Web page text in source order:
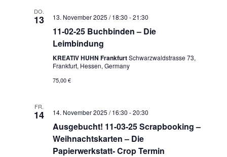
DO.
13 13. November 2025 / 18:30 -21:30
11-02-25 Buchbinden – Die
Leimbindung
KREATIV HUHN FrankfurtSchwarzwaldstrasse 73,
Frankfurt, Hessen, Germany
75,00 €
FR.
14 14. November 2025 / 16:30 -20:30
Ausgebucht! 11-03-25 Scrapbooking –
Weihnachtskarten – Die
Papierwerkstatt- Crop Termin